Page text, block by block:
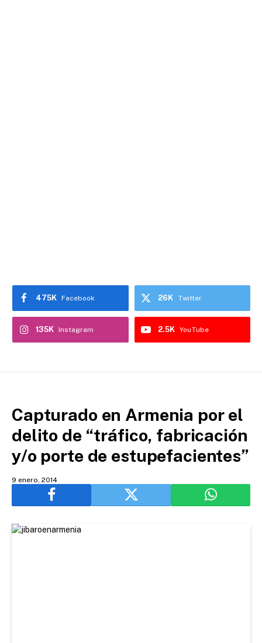
Facebook
475K Twitter
26K
Instagram
135K YouTube
2.5K
Capturado en Armenia por el
delito de “tráfico, fabricación
y/o porte de estupefacientes”
9 enero, 2014